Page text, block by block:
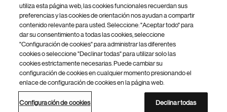
inferior
del
© 2026 Novartis AG
Política de privacidad Términos de uso
Accesibilidad
Configuración de cookies
Mapa del sitio
utiliza esta página web, las cookies funcionales recuerdan sus
preferencias y las cookies de orientación nos ayudan a compartir
contenido relevante para usted. Seleccione: "Aceptar todo" para
dar su consentimiento a todas las cookies, seleccione
"Configuración de cookies" para administrar las diferentes
cookies o seleccione "Declinar todas" para utilizar solo las
cookies estrictamente necesarias. Puede cambiar su
configuración de cookies en cualquier momento presionando el
enlace de configuración de cookies en la página web.
Configuración de cookies Declinar todas